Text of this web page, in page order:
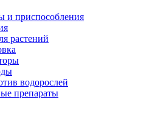
и приспособления
растений
водорослей
препараты